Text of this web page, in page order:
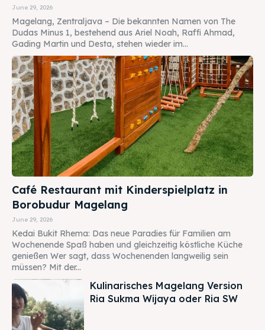
June 29, 2026
Magelang, Zentraljava – Die bekannten Namen von The
Dudas Minus 1, bestehend aus Ariel Noah, Raffi Ahmad,
Gading Martin und Desta, stehen wieder im...
Café Restaurant mit Kinderspielplatz in
Borobudur Magelang
June 29, 2026
Kedai Bukit Rhema: Das neue Paradies für Familien am
Wochenende Spaß haben und gleichzeitig köstliche Küche
genießen Wer sagt, dass Wochenenden langweilig sein
müssen? Mit der...
Kulinarisches Magelang Version
Ria Sukma Wijaya oder Ria SW